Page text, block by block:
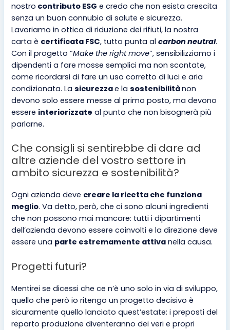
nostro contributo ESG e credo che non esista crescita
senza un buon connubio di salute e sicurezza.
Lavoriamo in ottica di riduzione dei rifiuti, la nostra
carta è certificata FSC, tutto punta alcarbon neutral.
Con il progetto “Make the right move”, sensibilizziamo i
dipendenti a fare mosse semplici ma non scontate,
come ricordarsi di fare un uso corretto di luci e aria
condizionata. Lasicurezzae lasostenibilitànon
devono solo essere messe al primo posto, ma devono
essere interiorizzate al punto che non bisognerà più
parlarne.
Che consigli si sentirebbe di dare ad
altre aziende del vostro settore in
ambito sicurezza e sostenibilità?
Ogni azienda deve creare la ricetta che funziona
meglio. Va detto, però, che ci sono alcuni ingredienti
che non possono mai mancare: tutti i dipartimenti
dell’azienda devono essere coinvolti e la direzione deve
essere una parte estremamente attiva nella causa.
Progetti futuri?
Mentirei se dicessi che ce n’è uno solo in via di sviluppo,
quello che però io ritengo un progetto decisivo è
sicuramente quello lanciato quest’estate: i preposti del
reparto produzione diventeranno dei veri e propri